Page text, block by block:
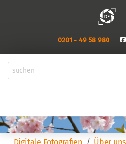
0201 - 49 58 980
Digitale Fotografien Über uns